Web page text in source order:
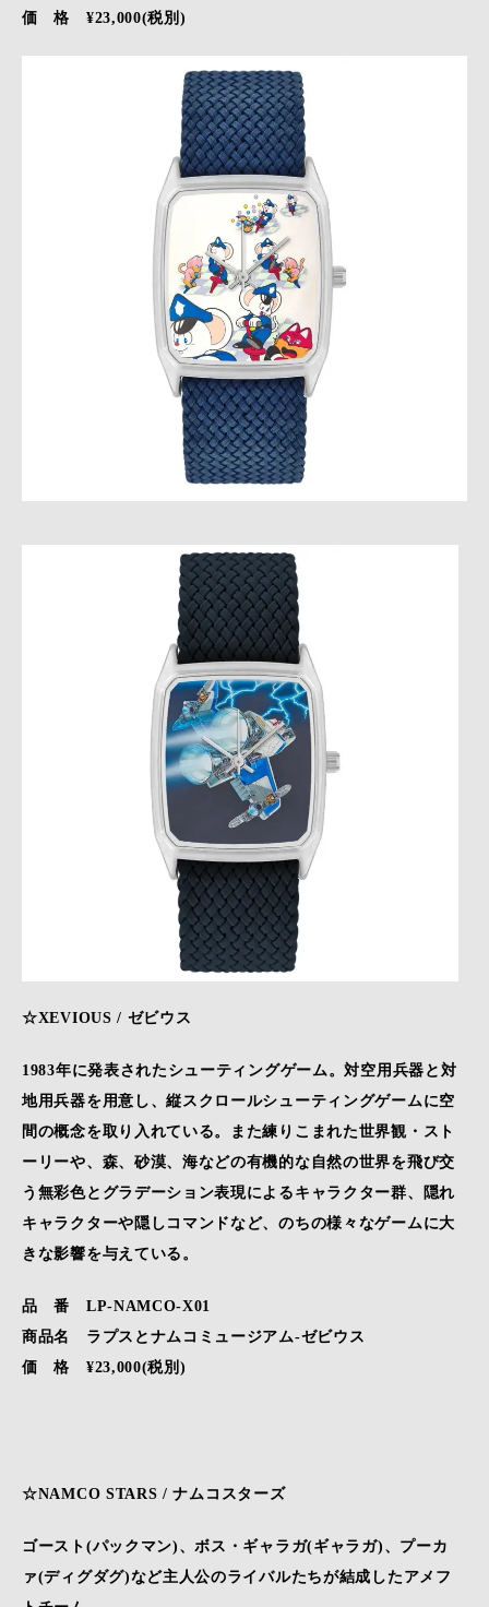
価 格 ¥23,000(税別)
☆XEVIOUS / ゼビウス
1983年に発表されたシューティングゲーム。対空用兵器と対
地用兵器を用意し、縦スクロールシューティングゲームに空
間の概念を取り入れている。また練りこまれた世界観・スト
ーリーや、森、砂漠、海などの有機的な自然の世界を飛び交
う無彩色とグラデーション表現によるキャラクター群、隠れ
キャラクターや隠しコマンドなど、のちの様々なゲームに大
きな影響を与えている。
品 番 LP-NAMCO-X01
商品名 ラプスとナムコミュージアム-ゼビウス
価 格 ¥23,000(税別)
☆NAMCO STARS / ナムコスターズ
ゴースト(パックマン)、ボス・ギャラガ(ギャラガ)、プーカ
ァ(ディグダグ)など主人公のライバルたちが結成したアメフ